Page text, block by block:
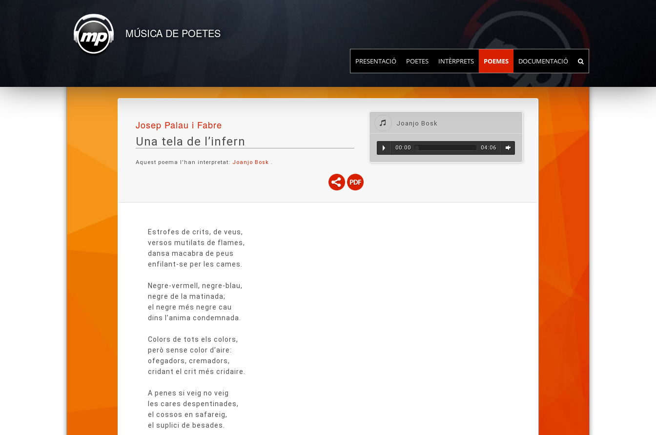
MÚSICA DE POETES
PRESENTACIÓ POETES INTÈRPRETS POEMES DOCUMENTACIÓ
Josep Palau i Fabre
Una tela de l’infern
Aquest poema l'han interpretat: Joanjo Bosk .
Joanjo Bosk
00:00 04:06
Estrofes de crits, de veus,
versos mutilats de flames,
dansa macabra de peus
enfilant-se per les cames.
Negre-vermell, negre-blau,
negre de la matinada;
el negre més negre cau
dins l’anima condemnada.
Colors de tots els colors,
però sense color d’aire:
ofegadors, cremadors,
cridant el crit més cridaire.
A penes si veig no veig
les cares despentinades,
el cossos en safareig,
el suplici de besades.